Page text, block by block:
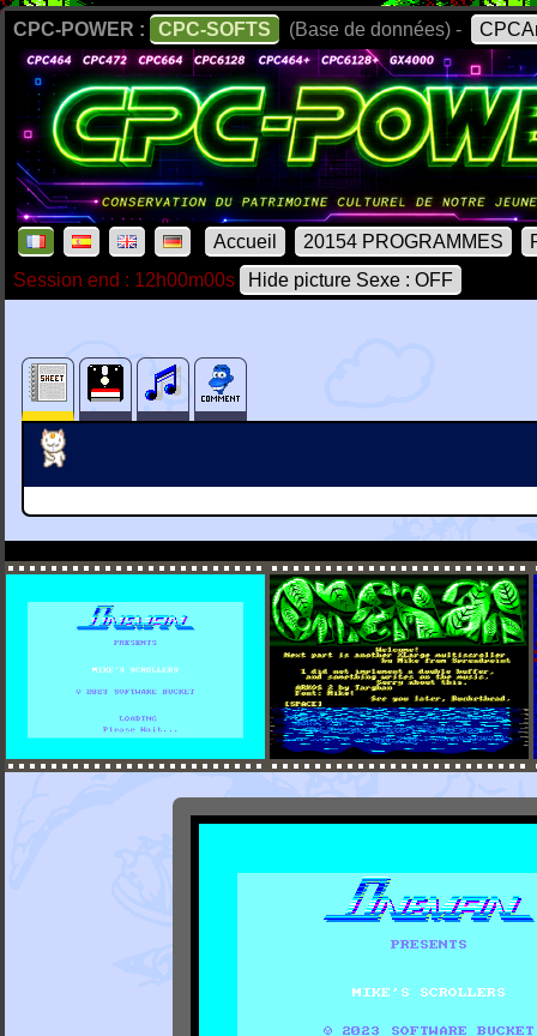
CPC-POWER : CPC-SOFTS (Base de données) -
Accueil 20154 PROGRAMMES
Session end : 12h00m00s
Hide picture Sexe : OFF